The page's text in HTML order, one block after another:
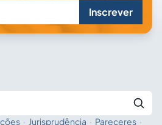
Inscrever
· Jurisprudência · Pareceres ·